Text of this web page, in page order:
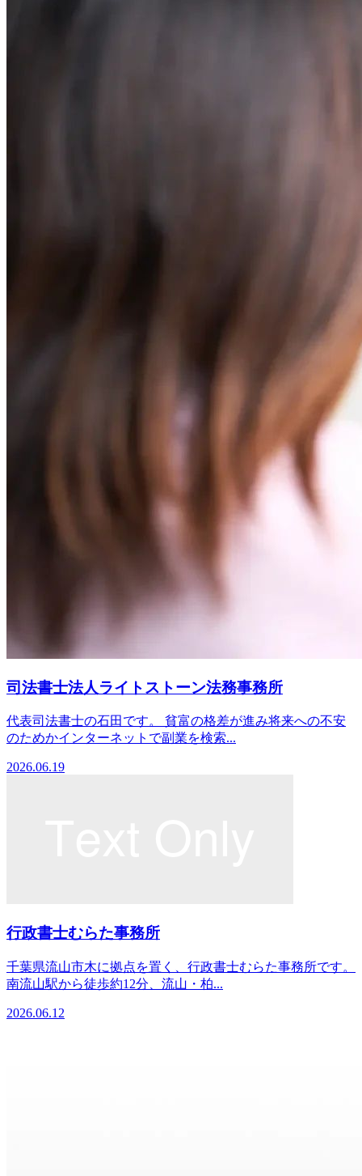
司法書士法人ライトストーン法務事務所
代表司法書士の石田です。 貧富の格差が進み将来への不安
のためかインターネットで副業を検索...
2026.06.19
行政書士むらた事務所
千葉県流山市木に拠点を置く、行政書士むらた事務所です。
南流山駅から徒歩約12分、流山・柏...
2026.06.12